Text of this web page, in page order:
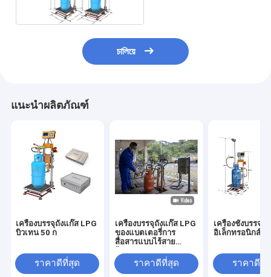
চালিয়ে
แนะนำผลิตภัณฑ์
เครื่องบรรจุถังแก๊ส LPG
บิวเทน 50 ก
ราคาดีที่สุด
เครื่องบรรจุถังแก๊ส LPG
ของแบตเตอรี่การ
สื่อสารแบบไร้สาย
ราคาดีที่สุด
เครื่องชั่งบรรจุก
อิเล็กทรอนิกส์
ราคาดีที่